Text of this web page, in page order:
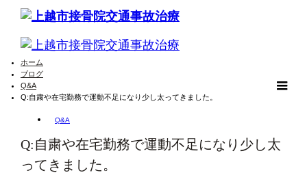
ホーム
ブログ
Q&A
Q:自粛や在宅勤務で運動不足になり少し太ってきました。
Q&A
Q:自粛や在宅勤務で運動不足になり少し太
ってきました。